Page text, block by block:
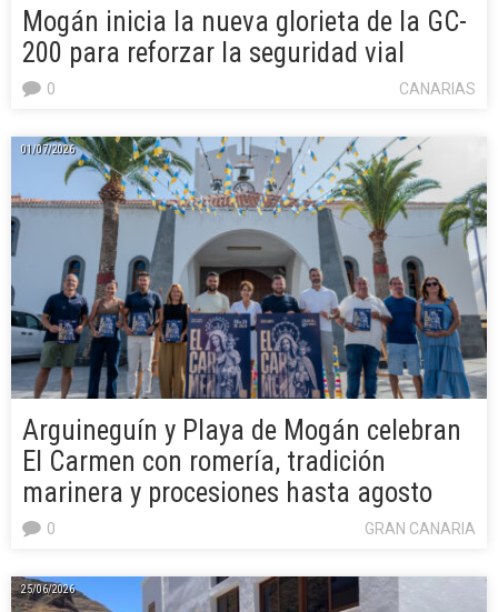
Mogán inicia la nueva glorieta de la GC-
200 para reforzar la seguridad vial
CANARIAS
0
01/07/2026
Arguineguín y Playa de Mogán celebran
El Carmen con romería, tradición
marinera y procesiones hasta agosto
GRAN CANARIA
0
25/06/2026